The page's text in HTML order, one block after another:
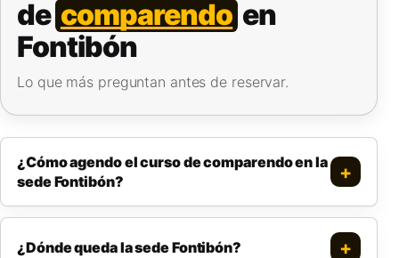
decomparendo en
Fontibón
Lo que más preguntan antes de reservar.
¿Cómo agendo el curso de comparendo en la
sede Fontibón?
¿Dónde queda la sede Fontibón?